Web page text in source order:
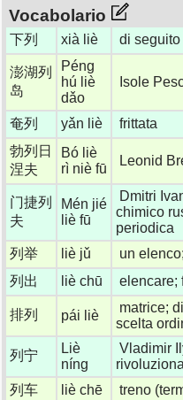
Vocabolario
下列 xià liè di seguito
澎湖列
岛
Péng
hú liè
dǎo
Isole
奄列 yǎn liè
frittata
勃列日
涅夫
Bó liè
rì niè fū
Leonid
门捷列
夫
Mén jié
liè fū
Dmitri
chimico
periodica
列举
liè jǔ
un
列出
liè chū elencare;
排列 pái liè
matrice;
scelta
列宁
Liè
níng
Vladimir
列车
liè chē treno